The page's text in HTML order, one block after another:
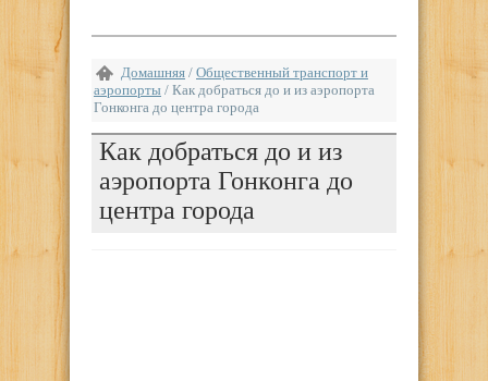
Домашняя / Общественный транспорт и
аэропорты / Как добраться до и из аэропорта
Гонконга до центра города
Как добраться до и из
аэропорта Гонконга до
центра города